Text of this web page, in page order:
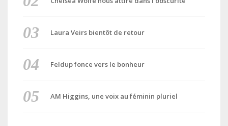
Laura Veirs bientôt de retour
Feldup fonce vers le bonheur
AM Higgins, une voix au féminin pluriel